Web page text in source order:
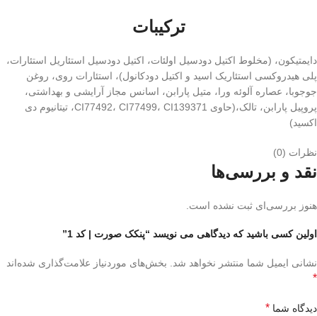
ترکیبات
دایمتیکون، (مخلوط اکتیل دودسیل اولئات، اکتیل دودسیل استئاریل استئارات،
پلی هیدروکسی استئاریک اسید و اکتیل دودکانول)، استئارات روی، روغن
جوجوبا، عصاره آلوئه ورا، متیل پارابن، اسانس مجاز آرایشی و بهداشتی،
پروپیل پارابن، تالک،(حاوی CI77492، CI77499، CI139371، تیتانیوم دی
اکسید)
نظرات (0)
نقد و بررسی‌ها
هنوز بررسی‌ای ثبت نشده است.
اولین کسی باشید که دیدگاهی می نویسد “پنکک صورت | کد 1”
نشانی ایمیل شما منتشر نخواهد شد. بخش‌های موردنیاز علامت‌گذاری شده‌اند
*
دیدگاه شما *